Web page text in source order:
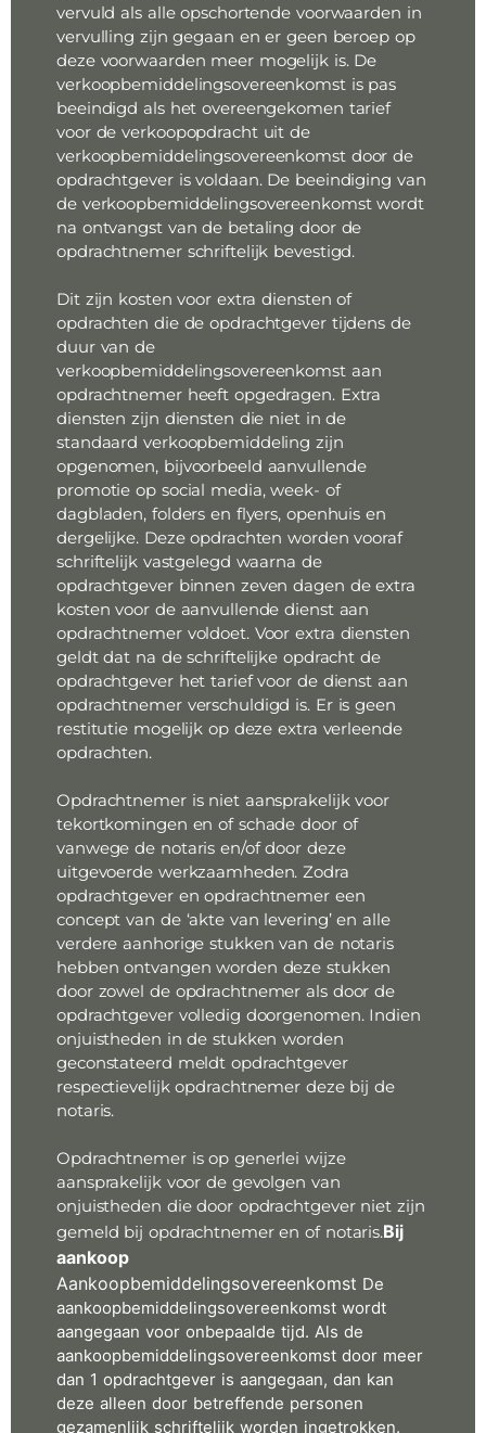
vervuld als alle opschortende voorwaarden in
vervulling zijn gegaan en er geen beroep op
deze voorwaarden meer mogelijk is. De
verkoopbemiddelingsovereenkomst is pas
beeindigd als het overeengekomen tarief
voor de verkoopopdracht uit de
verkoopbemiddelingsovereenkomst door de
opdrachtgever is voldaan. De beeindiging van
de verkoopbemiddelingsovereenkomst wordt
na ontvangst van de betaling door de
opdrachtnemer schriftelijk bevestigd.
Dit zijn kosten voor extra diensten of
opdrachten die de opdrachtgever tijdens de
duur van de
verkoopbemiddelingsovereenkomst aan
opdrachtnemer heeft opgedragen. Extra
diensten zijn diensten die niet in de
standaard verkoopbemiddeling zijn
opgenomen, bijvoorbeeld aanvullende
promotie op social media, week- of
dagbladen, folders en flyers, openhuis en
dergelijke. Deze opdrachten worden vooraf
schriftelijk vastgelegd waarna de
opdrachtgever binnen zeven dagen de extra
kosten voor de aanvullende dienst aan
opdrachtnemer voldoet. Voor extra diensten
geldt dat na de schriftelijke opdracht de
opdrachtgever het tarief voor de dienst aan
opdrachtnemer verschuldigd is. Er is geen
restitutie mogelijk op deze extra verleende
opdrachten.
Opdrachtnemer is niet aansprakelijk voor
tekortkomingen en of schade door of
vanwege de notaris en/of door deze
uitgevoerde werkzaamheden. Zodra
opdrachtgever en opdrachtnemer een
concept van de ‘akte van levering’ en alle
verdere aanhorige stukken van de notaris
hebben ontvangen worden deze stukken
door zowel de opdrachtnemer als door de
opdrachtgever volledig doorgenomen. Indien
onjuistheden in de stukken worden
geconstateerd meldt opdrachtgever
respectievelijk opdrachtnemer deze bij de
notaris.
Opdrachtnemer is op generlei wijze
aansprakelijk voor de gevolgen van
onjuistheden die door opdrachtgever niet zijn
gemeld bij opdrachtnemer en of notaris.Bij
aankoop
Aankoopbemiddelingsovereenkomst De
aankoopbemiddelingsovereenkomst wordt
aangegaan voor onbepaalde tijd. Als de
aankoopbemiddelingsovereenkomst door meer
dan 1 opdrachtgever is aangegaan, dan kan
deze alleen door betreffende personen
gezamenlijk schriftelijk worden ingetrokken.